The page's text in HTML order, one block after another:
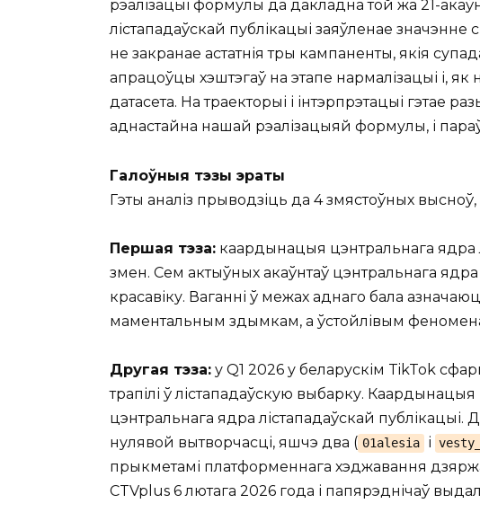
рэалізацыі формулы да дакладна той жа 21-
лістападаўскай публікацыі заяўленае
не закранае астатнія тры кампаненты, якія
апрацоўцы хэштэгаў на этапе нармалізацыі і,
датасета. На траекторыі і інтэрпрэтацыі
аднастайна нашай рэалізацыяй формулы, і
Галоўныя тэзы эраты
Гэты аналіз прыводзіць да 4 змястоўных
Першая тэза: каардынацыя цэнтральнага ядра
змен. Сем актыўных акаўнтаў цэнтральнага
красавіку. Ваганні ў межах аднаго бала
маментальным здымкам, а ўстойлівым
Другая тэза: у Q1 2026 у беларускім TikTok
трапілі ў лістападаўскую выбарку. Каардынацыя
цэнтральнага ядра лістападаўскай публікацыі.
нулявой вытворчасці, яшчэ два ( 01alesia і
прыкметамі платформеннага хэджавання
CTVplus 6 лютага 2026 года і папярэднічаў